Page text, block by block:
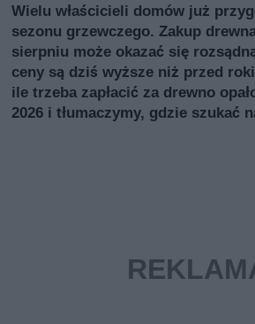
Wielu właścicieli domów już
sezonu grzewczego. Zakup
sierpniu może okazać się
ceny są dziś wyższe niż przed
ile trzeba zapłacić za drewno
2026 i tłumaczymy, gdzie szukać